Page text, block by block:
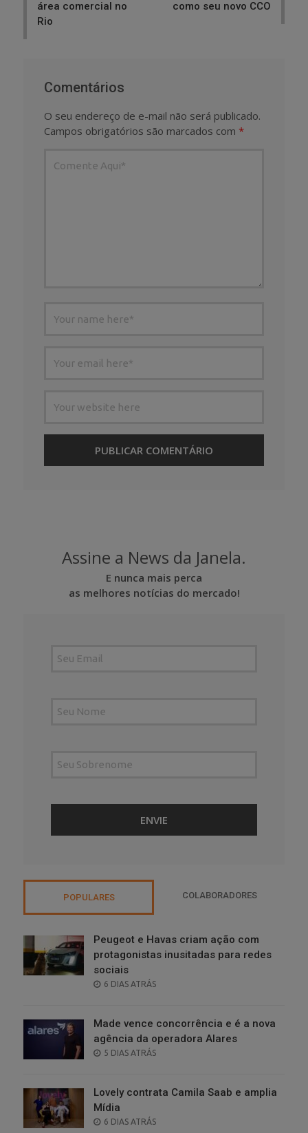
área comercial no
Rio
como seu novo CCO
Comentários
O seu endereço de e-mail não será publicado.
Campos obrigatórios são marcados com *
Assine a News da Janela.
E nunca mais perca
as melhores notícias do mercado!
POPULARES COLABORADORES
Peugeot e Havas criam ação com
protagonistas inusitadas para redes
sociais
POSTED
6 DIAS ATRÁS
Made vence concorrência e é a nova
agência da operadora Alares
POSTED
5 DIAS ATRÁS
Lovely contrata Camila Saab e amplia
Mídia
POSTED
6 DIAS ATRÁS